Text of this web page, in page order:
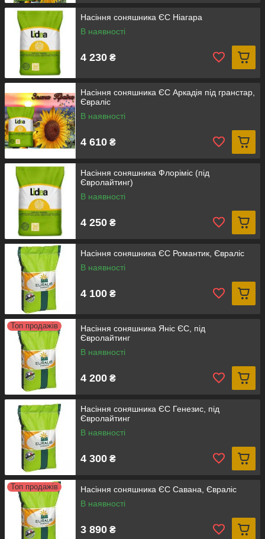
Насіння соняшника ЄС Ніагара
В наявності
4 230 ₴
Насіння соняшника ЄС Аркадія під гранстар,
Євраліс
В наявності
4 610 ₴
Насіння соняшника Флоріміс (під
Євролайтинг)
В наявності
4 250 ₴
Насіння соняшника ЄС Романтик, Євраліс
В наявності
4 100 ₴
Топ продажів
Насіння соняшника Яніс ЄС, під
Євролайтинг
В наявності
4 200 ₴
Насіння соняшника ЄС Генезис, під
Євролайтинг
В наявності
4 300 ₴
Топ продажів
Насіння соняшника ЄС Савана, Євраліс
В наявності
3 890 ₴